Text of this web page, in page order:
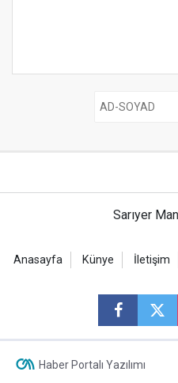
Sarıyer
Anasayfa Künye İletişim
Haber Portalı Yazılımı